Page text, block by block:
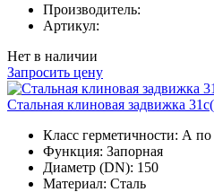
Производитель:
Артикул:
Нет в наличии
Запросить цену
Стальная клиновая задвижка
Класс герметичности: А по
Функция: Запорная
Диаметр (DN): 150
Материал: Сталь